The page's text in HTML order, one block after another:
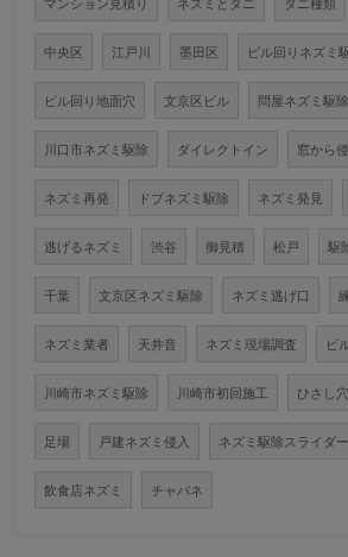
中央区 江戸川 墨田区 ビル回りネズミ
ビル回り地面穴 文京区ビル 問屋ネズミ駆除
川口市ネズミ駆除 ダイレクトイン 窓から
ネズミ再発 ドブネズミ駆除 ネズミ発見
逃げるネズミ 渋谷 御見積 松戸 駆
千葉 文京区ネズミ駆除 ネズミ逃げ口
ネズミ業者 天井音 ネズミ現場調査 ビ
川崎市ネズミ駆除 川崎市初回施工 ひさし穴
足場 戸建ネズミ侵入 ネズミ駆除スライダー
飲食店ネズミ チャバネ